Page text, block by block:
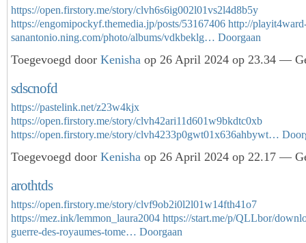
https://open.firstory.me/story/clvh6s6ig002l01vs2l4d8b5y
https://engomipockyf.themedia.jp/posts/53167406 http://
sanantonio.ning.com/photo/albums/vdkbeklg… Doorgaan
Toegevoegd door Kenisha op 26 April 2024 op 23.34 —
sdscnofd
https://pastelink.net/z23w4kjx
https://open.firstory.me/story/clvh42ari11d601w9bkdtc0xb
https://open.firstory.me/story/clvh4233p0gwt01x636ahbywt…
Toegevoegd door Kenisha op 26 April 2024 op 22.17 —
arothtds
https://open.firstory.me/story/clvf9ob2i0l2l01w14fth41o7
https://mez.ink/lemmon_laura2004 https://start.me/p/QLLbor/
guerre-des-royaumes-tome… Doorgaan